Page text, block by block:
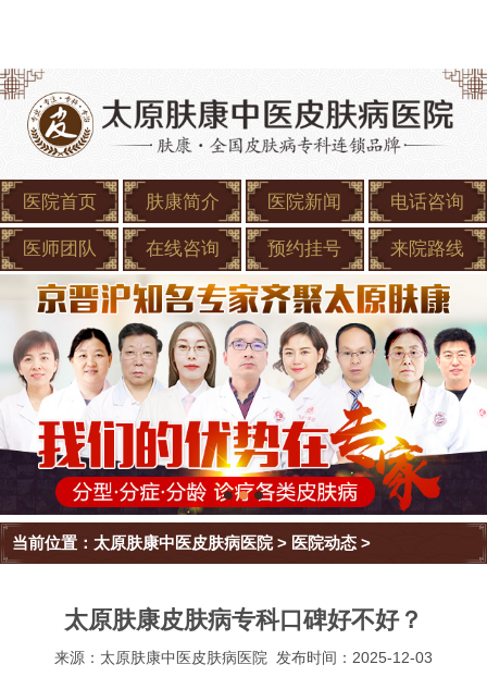
医院首页 肤康简介 医院新闻 电话咨询
医师团队 在线咨询 预约挂号 来院路线
当前位置： 太原肤康中医皮肤病医院> 医院动态 >
太原肤康皮肤病专科口碑好不好？
来源：太原肤康中医皮肤病医院 发布时间：2025-12-03